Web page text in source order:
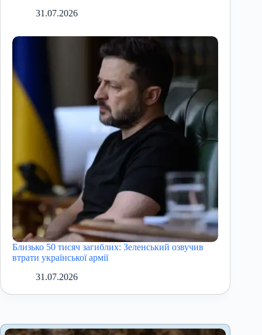
31.07.2026
Близько 50 тисяч загиблих: Зеленський озвучив
втрати української армії
31.07.2026